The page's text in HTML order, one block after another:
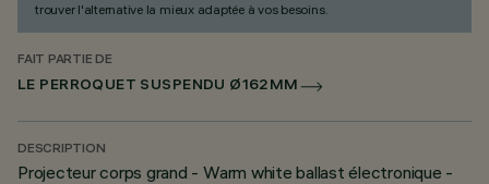
trouver l'alternative la mieux adaptée à vos besoins.
FAIT PARTIE DE
LE PERROQUET SUSPENDU Ø162MM
DESCRIPTION
Projecteur corps grand - Warm white ballast électronique -